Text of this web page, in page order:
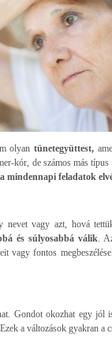
olyan tünetegyüttest,
kór, de számos más
mindennapi feladatok
vagy azt, hová
és súlyosabbá válik .
vagy fontos
Gondot okozhat egy jól
a változások gyakran a